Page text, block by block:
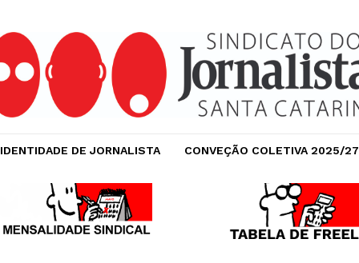
IDENTIDADE DE JORNALISTA CONVEÇÃO COLETIVA 2025/27